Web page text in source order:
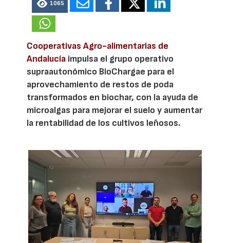
1065
Cooperativas Agro-alimentarias de
Andalucía impulsa el grupo operativo
supraautonómico BioChargae para el
aprovechamiento de restos de poda
transformados en biochar, con la ayuda de
microalgas para mejorar el suelo y aumentar
la rentabilidad de los cultivos leñosos.